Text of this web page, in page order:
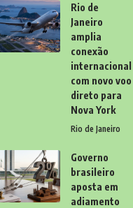
Rio de
Janeiro
amplia
conexão
internacional
com novo voo
direto para
Nova York
Rio de Janeiro
Governo
brasileiro
aposta em
adiamento